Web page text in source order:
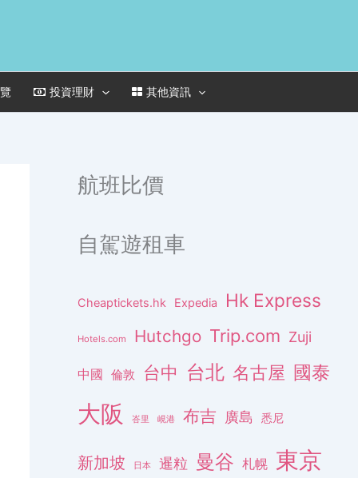
投資理財 其他資訊
航班比價
自駕遊租車
Cheaptickets.hk Expedia Hk Express
Hotels.com Hutchgo Trip.com Zuji
中國 倫敦 台中 台北 名古屋 國泰
大阪 峇里 峴港 布吉 廣島 悉尼
新加坡 日本 暹粒 曼谷 札幌 東京